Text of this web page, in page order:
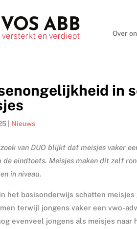
Over
in
Nieuws
van DUO blijkt dat meisjes vaker
de eindtoets. Meisjes maken dit zelf
in niveau.
het basisonderwijs schatten
terwijl jongens vaker een vwo-
evenveel jongens als meisjes